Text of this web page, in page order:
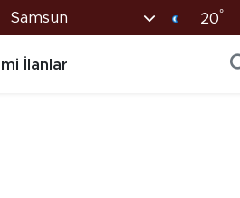
Samsun 20°
İlanlar